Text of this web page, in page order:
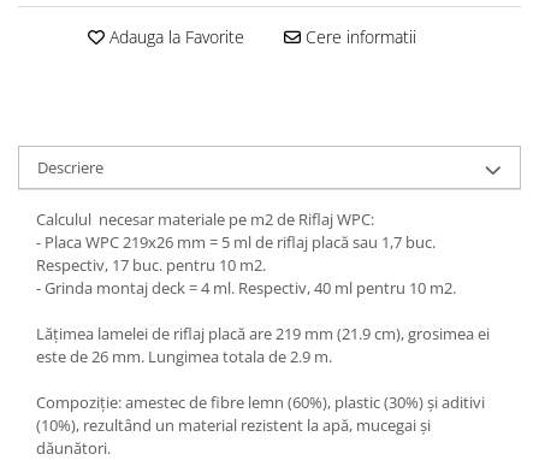
Adauga la Favorite Cere informatii
Descriere
Calculul necesar materiale pe m2 de Riflaj WPC:
- Placa WPC 219x26 mm = 5 ml de riflaj placă sau 1,7 buc.
Respectiv, 17 buc. pentru 10 m2.
- Grinda montaj deck = 4 ml. Respectiv, 40 ml pentru 10 m2.
Lățimea lamelei de riflaj placă are 219 mm (21.9 cm), grosimea ei
este de 26 mm. Lungimea totala de 2.9 m.
Compoziție: amestec de fibre lemn (60%), plastic (30%) și aditivi
(10%), rezultând un material rezistent la apă, mucegai și
dăunători.